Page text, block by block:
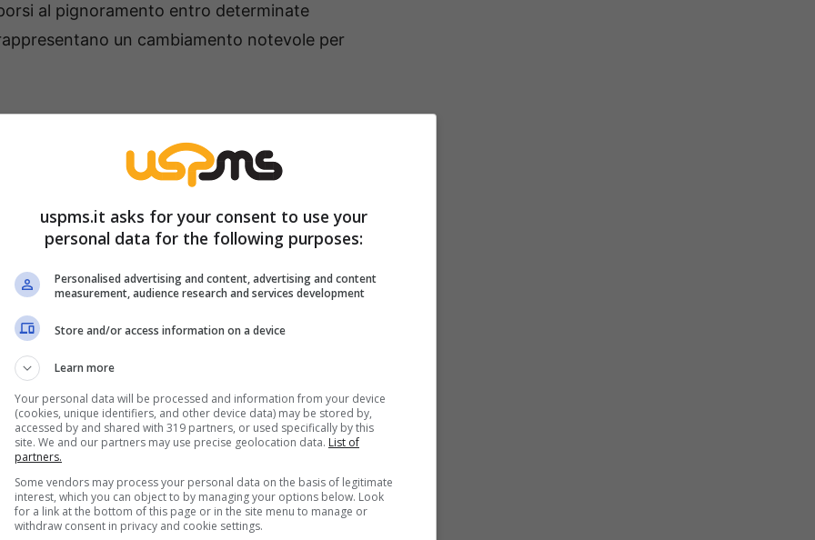
al pignoramento entro determinate
un cambiamento notevole per
di tutela
l’unico. Anche le buste paga e gli assegni
limiti percentuali e soglie minime di
certezza operativa ai creditori e, allo stesso
con diligenza.
cosa cambia davvero
rafforzata
Riscossione.In questo caso, il
La situazione cambia se il creditore è privato,
valutazioni concrete per determinare se
considerati parte integrante
a pignoramento.
uspms.it asks for your consent to use your
personal data for the following purposes:
Personalised advertising and content, advertising and content
measurement, audience research and services development
Store and/or access information on a device
Learn more
Your personal data will be processed and information from your device
(cookies, unique identifiers, and other device data) may be stored by,
accessed by and shared with 319 partners, or used specifically by this
site. We and our partners may use precise geolocation data. List of
partners.
Some vendors may process your personal data on the basis of legitimate
interest, which you can object to by managing your options below. Look
for a link at the bottom of this page or in the site menu to manage or
withdraw consent in privacy and cookie settings.